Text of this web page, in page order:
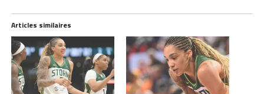
Articles similaires